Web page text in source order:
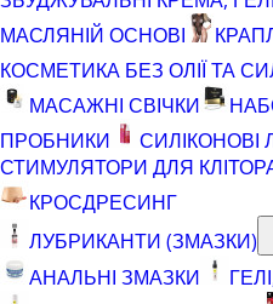
МАСЛЯНІЙ ОСНОВІ
КОСМЕТИКА БЕЗ ОЛІЇ ТА
МАСАЖНІ СВІЧКИ
ПРОБНИКИ
СТИМУЛЯТОРИ ДЛЯ
КРОСДРЕСИНГ
ЛУБРИКАНТИ (ЗМАЗКИ)
АНАЛЬНІ ЗМАЗКИ